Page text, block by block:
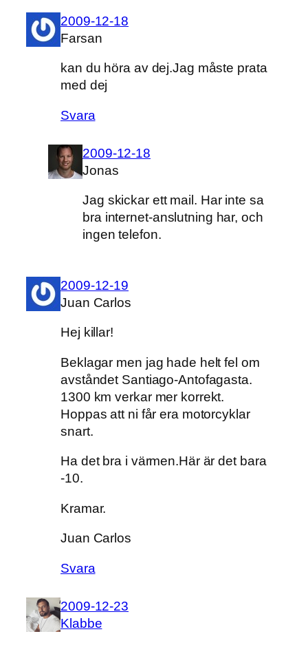
2009-12-18
Farsan
kan du höra av dej.Jag måste prata
med dej
Svara
2009-12-18
Jonas
Jag skickar ett mail. Har inte sa
bra internet-anslutning har, och
ingen telefon.
2009-12-19
Juan Carlos
Hej killar!
Beklagar men jag hade helt fel om
avståndet Santiago-Antofagasta.
1300 km verkar mer korrekt.
Hoppas att ni får era motorcyklar
snart.
Ha det bra i värmen.Här är det bara
-10.
Kramar.
Juan Carlos
Svara
2009-12-23
Klabbe